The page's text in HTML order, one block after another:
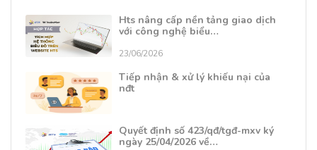
Hts nâng cấp nền tảng giao dịch
với công nghệ biểu…
23/06/2026
Tiếp nhận & xử lý khiếu nại của
nđt
Quyết định số 423/qđ/tgđ-mxv ký
ngày 25/04/2026 về…